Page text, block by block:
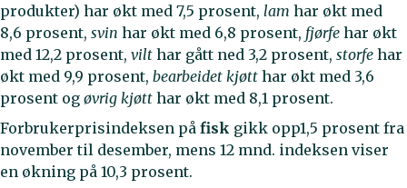
produkter) har økt med 7,5 prosent, lam har økt med
8,6 prosent, svin har økt med 6,8 prosent, fjørfe har økt
med 12,2 prosent, vilt har gått ned 3,2 prosent, storfe har
økt med 9,9 prosent, bearbeidet kjøtt har økt med 3,6
prosent og øvrig kjøtt har økt med 8,1 prosent.
Forbrukerprisindeksen på fisk gikk opp1,5 prosent fra
november til desember, mens 12 mnd. indeksen viser
en økning på 10,3 prosent.